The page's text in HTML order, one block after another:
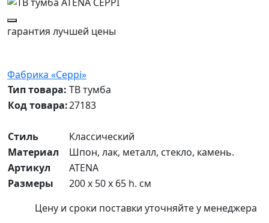
гарантия лучшей цены
Фабрика «Ceppi»
Тип товара: ТВ тумба
Код товара:27183
Стиль
Классический
Материал
Шпон, лак, металл, стекло, камень.
Артикул
ATENA
Размеры
200 x 50 x 65 h. см
Цену и сроки поставки уточняйте у менеджера